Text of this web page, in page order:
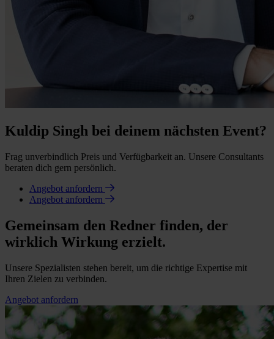
Kuldip Singh bei deinem nächsten Event?
Frag unverbindlich Preis und Verfügbarkeit an. Unsere Consultants
beraten dich gern persönlich.
Angebot anfordern
Angebot anfordern
Gemeinsam den Redner finden, der
wirklich Wirkung erzielt.
Unsere Spezialisten stehen bereit, um die richtige Expertise mit
Ihren Zielen zu verbinden.
Angebot anfordern